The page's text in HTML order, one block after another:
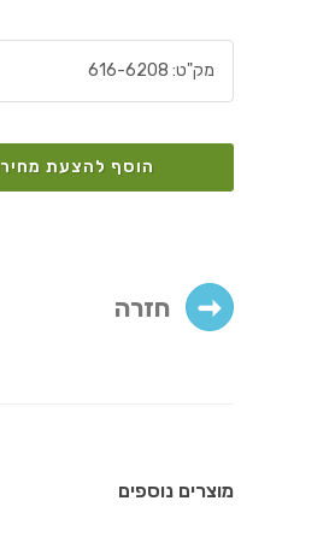
מק"ט: 616-6208
הוסף להצעת מחיר
חזרה
מוצרים נוספים